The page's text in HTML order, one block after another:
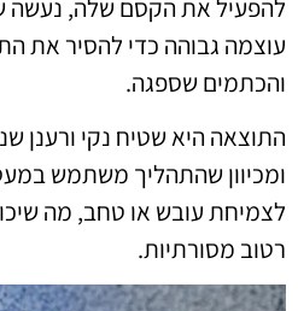
להפעיל את הקסם שלה, נעשה
עוצמה גבוהה כדי להסיר את
והכתמים שספגה.
התוצאה היא שטיח נקי ורענן
ומכיוון שהתהליך משתמש
לצמיחת עובש או טחב, מה
רטוב מסורתיות.